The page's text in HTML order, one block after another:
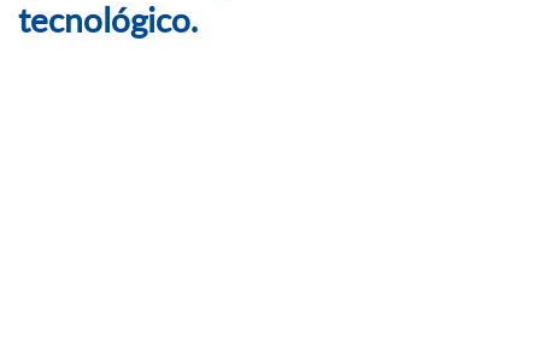
tecnológico.